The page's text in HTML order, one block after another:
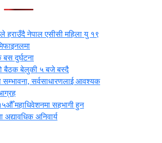
हराउँदै नेपाल एसीसी महिला यु १९
दुर्घटना
बैठक बेलुकी ५ बजे बस्दै
सम्भावना, सर्वसाधारणलाई आवश्यक
महाधिवेशनमा सहभागी हुन
अनिवार्य